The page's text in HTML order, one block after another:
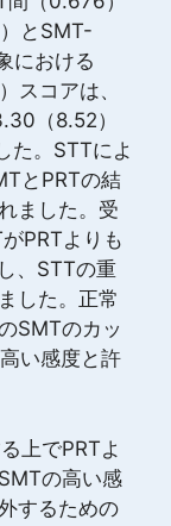
とSMT-
における
スコアは、
（8.52）
た。STTによ
とPRTの結
ました。受
PRTよりも
、STTの重
した。正常
SMTのカッ
い感度と許
上でPRTよ
の高い感
するための